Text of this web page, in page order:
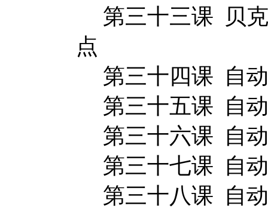
第三十三课 贝克
点
第三十四课 自动
第三十五课 自动
第三十六课 自动
第三十七课 自动
第三十八课 自动